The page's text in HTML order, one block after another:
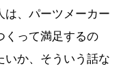
は、パーツメーカー
くって満足するの
いか、そういう話な